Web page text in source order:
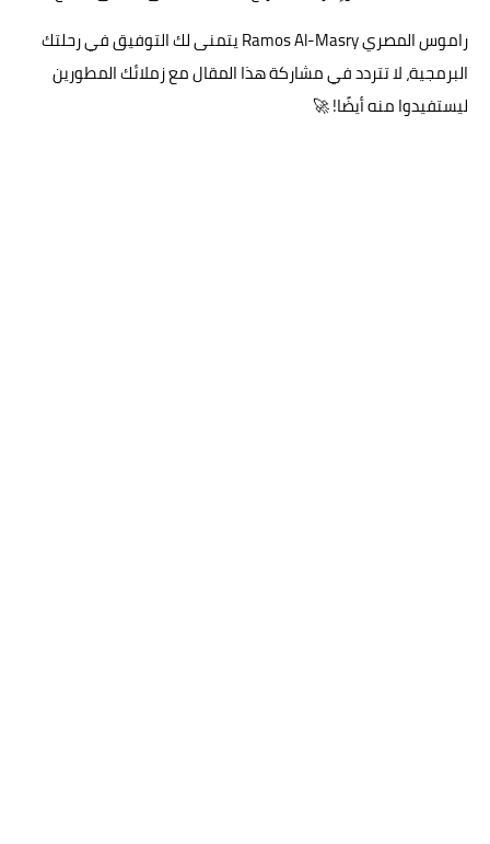
راموس المصري Ramos Al-Masry يتمنى لك التوفيق في رحلتك
البرمجية، لا تتردد في مشاركة هذا المقال مع زملائك المطورين
ليستفيدوا منه أيضًا! 🚀